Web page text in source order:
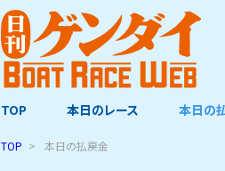
TOP 本日のレース 本日の
TOP 本日の払戻金